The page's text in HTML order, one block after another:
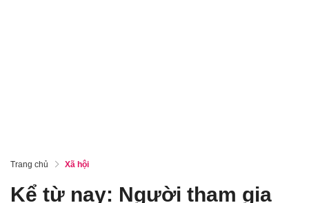
Trang chủ Xã hội
Kể từ nay: Người tham gia